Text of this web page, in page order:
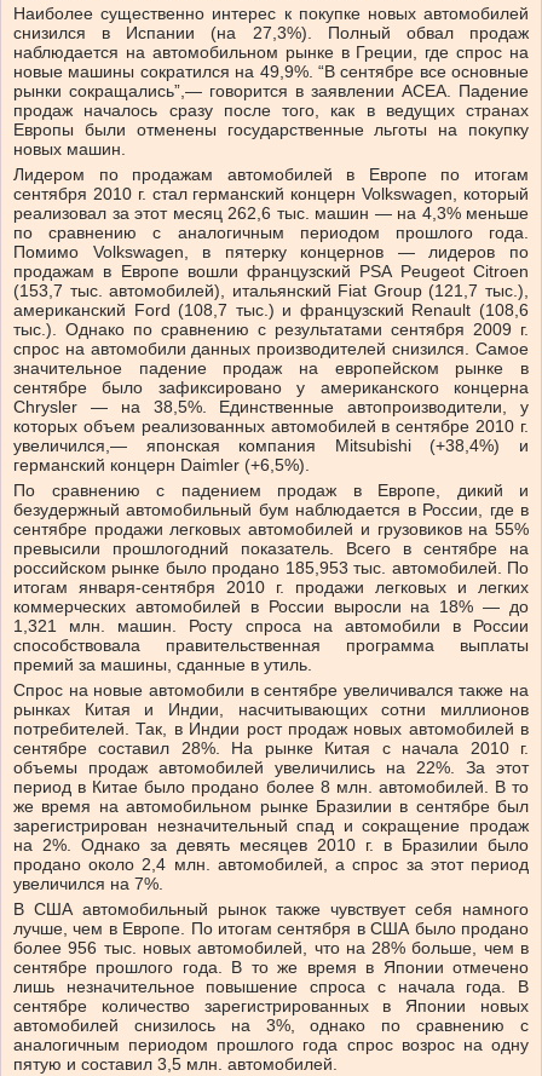
Наиболее существенно интерес к покупке новых автомобилей
снизился в Испании (на 27,3%). Полный обвал продаж
наблюдается на автомобильном рынке в Греции, где спрос на
новые машины сократился на 49,9%. “В сентябре все основные
рынки сокращались”,— говорится в заявлении ACEA. Падение
продаж началось сразу после того, как в ведущих странах
Европы были отменены государственные льготы на покупку
новых машин.
Лидером по продажам автомобилей в Европе по итогам
сентября 2010 г. стал германский концерн Volkswagen, который
реализовал за этот месяц 262,6 тыс. машин — на 4,3% меньше
по сравнению с аналогичным периодом прошлого года.
Помимо Volkswagen, в пятерку концернов — лидеров по
продажам в Европе вошли французский PSA Peugeot Citroen
(153,7 тыс. автомобилей), итальянский Fiat Group (121,7 тыс.),
американский Ford (108,7 тыс.) и французский Renault (108,6
тыс.). Однако по сравнению с результатами сентября 2009 г.
спрос на автомобили данных производителей снизился. Самое
значительное падение продаж на европейском рынке в
сентябре было зафиксировано у американского концерна
Chrysler — на 38,5%. Единственные автопроизводители, у
которых объем реализованных автомобилей в сентябре 2010 г.
увеличился,— японская компания Mitsubishi (+38,4%) и
германский концерн Daimler (+6,5%).
По сравнению с падением продаж в Европе, дикий и
безудержный автомобильный бум наблюдается в России, где в
сентябре продажи легковых автомобилей и грузовиков на 55%
превысили прошлогодний показатель. Всего в сентябре на
российском рынке было продано 185,953 тыс. автомобилей. По
итогам января-сентября 2010 г. продажи легковых и легких
коммерческих автомобилей в России выросли на 18% — до
1,321 млн. машин. Росту спроса на автомобили в России
способствовала правительственная программа выплаты
премий за машины, сданные в утиль.
Спрос на новые автомобили в сентябре увеличивался также на
рынках Китая и Индии, насчитывающих сотни миллионов
потребителей. Так, в Индии рост продаж новых автомобилей в
сентябре составил 28%. На рынке Китая с начала 2010 г.
объемы продаж автомобилей увеличились на 22%. За этот
период в Китае было продано более 8 млн. автомобилей. В то
же время на автомобильном рынке Бразилии в сентябре был
зарегистрирован незначительный спад и сокращение продаж
на 2%. Однако за девять месяцев 2010 г. в Бразилии было
продано около 2,4 млн. автомобилей, а спрос за этот период
увеличился на 7%.
В США автомобильный рынок также чувствует себя намного
лучше, чем в Европе. По итогам сентября в США было продано
более 956 тыс. новых автомобилей, что на 28% больше, чем в
сентябре прошлого года. В то же время в Японии отмечено
лишь незначительное повышение спроса с начала года. В
сентябре количество зарегистрированных в Японии новых
автомобилей снизилось на 3%, однако по сравнению с
аналогичным периодом прошлого года спрос возрос на одну
пятую и составил 3,5 млн. автомобилей.